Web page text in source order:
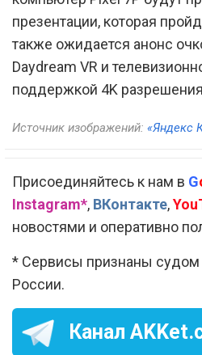
презентации, которая
также ожидается анонс
Daydream VR и
поддержкой 4K
Источник изображений: «Яндекс
Присоединяйтесь к нам в G
Instagram*, ВКонтакте,
новостями и оперативно
* Сервисы признаны
России.
Канал